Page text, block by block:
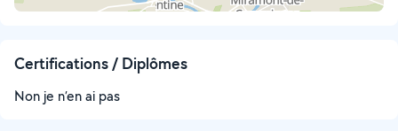
Certifications / Diplômes
Non je n’en ai pas